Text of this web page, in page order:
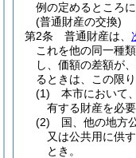
例の定めるところに
(普通財産の交換)
第2条
普通財産は、
これを他の同一種
し、価額の差額が
るときは、この限り
(1)
本市において
有する財産を必要
(2)
国、他の地方
又は公共用に供
とき。